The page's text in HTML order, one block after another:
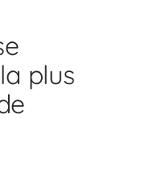
plus